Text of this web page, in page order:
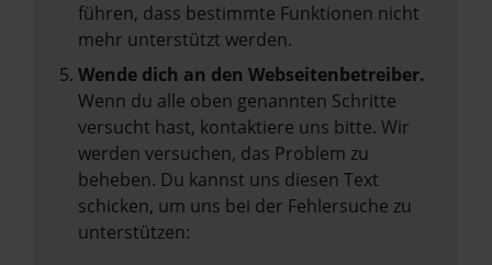
führen, dass bestimmte Funktionen nicht
mehr unterstützt werden.
Wende dich an den Webseitenbetreiber.
Wenn du alle oben genannten Schritte
versucht hast, kontaktiere uns bitte. Wir
werden versuchen, das Problem zu
beheben. Du kannst uns diesen Text
schicken, um uns bei der Fehlersuche zu
unterstützen: